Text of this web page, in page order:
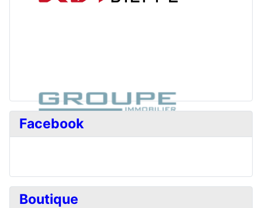
Facebook
Boutique